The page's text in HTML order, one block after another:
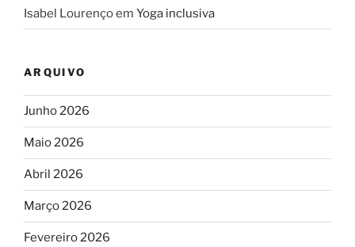
Isabel Lourençoem Yoga inclusiva
ARQUIVO
Junho 2026
Maio 2026
Abril 2026
Março 2026
Fevereiro 2026